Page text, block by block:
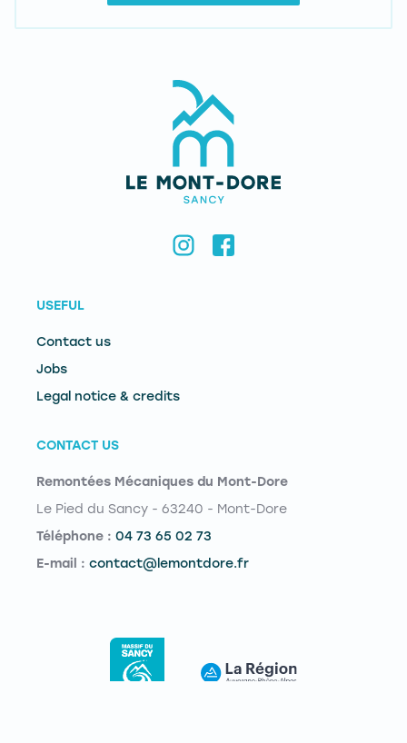
USEFUL
Contact us
Jobs
Legal notice & credits
CONTACT US
Remontées Mécaniques du Mont-Dore
Le Pied du Sancy - 63240 - Mont-Dore
Téléphone : 04 73 65 02 73
E-mail : contact@lemontdore.fr